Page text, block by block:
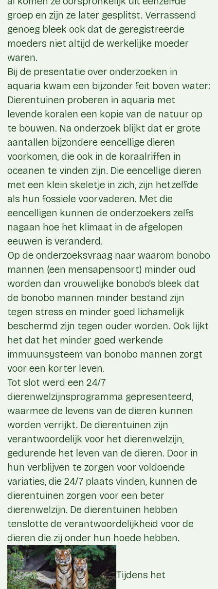
groep en zijn ze later gesplitst. Verrassend
genoeg bleek ook dat de geregistreerde
moeders niet altijd de werkelijke moeder
waren.
Bij de presentatie over onderzoeken in
aquaria kwam een bijzonder feit boven water:
Dierentuinen proberen in aquaria met
levende koralen een kopie van de natuur op
te bouwen. Na onderzoek blijkt dat er grote
aantallen bijzondere eencellige dieren
voorkomen, die ook in de koraalriffen in
oceanen te vinden zijn. Die eencellige dieren
met een klein skeletje in zich, zijn hetzelfde
als hun fossiele voorvaderen. Met die
eencelligen kunnen de onderzoekers zelfs
nagaan hoe het klimaat in de afgelopen
eeuwen is veranderd.
Op de onderzoeksvraag naar waarom bonobo
mannen (een mensapensoort) minder oud
worden dan vrouwelijke bonobo’s bleek dat
de bonobo mannen minder bestand zijn
tegen stress en minder goed lichamelijk
beschermd zijn tegen ouder worden. Ook lijkt
het dat het minder goed werkende
immuunsysteem van bonobo mannen zorgt
voor een korter leven.
Tot slot werd een 24/7
dierenwelzijnsprogramma gepresenteerd,
waarmee de levens van de dieren kunnen
worden verrijkt. De dierentuinen zijn
verantwoordelijk voor het dierenwelzijn,
gedurende het leven van de dieren. Door in
hun verblijven te zorgen voor voldoende
variaties, die 24/7 plaats vinden, kunnen de
dierentuinen zorgen voor een beter
dierenwelzijn. De dierentuinen hebben
tenslotte de verantwoordelijkheid voor de
dieren die zij onder hun hoede hebben.
Tijdens het